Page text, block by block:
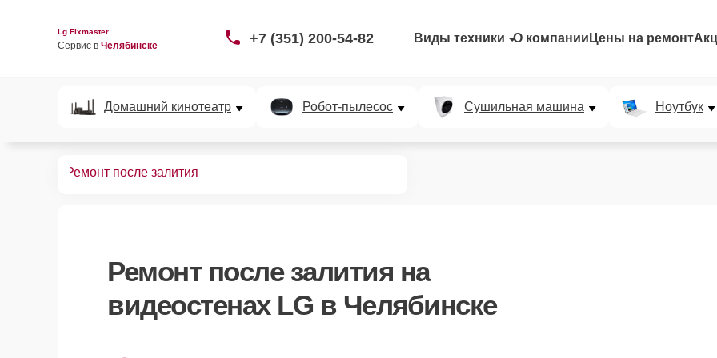
Lg Fixmaster
Сервис в Челябинске +7 (351) 200-54-82 Виды техники О компании Цены на ремонт
Домашний кинотеатр Робот-пылесос Сушильная машина Ноутбук
Ремонт после залития
Ремонт после залития на
видеостенах LG в Челябинске